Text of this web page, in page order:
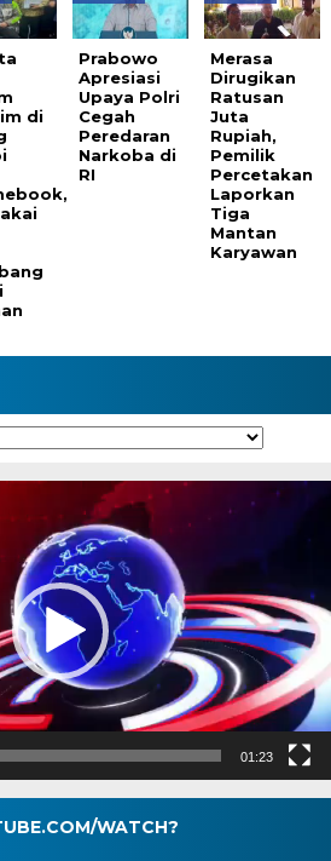
di
Prabowo
Apresiasi
Upaya Polri
Cegah
Peredaran
Narkoba di
RI
Merasa
Dirugikan
Ratusan
Juta
Rupiah,
Pemilik
Percetakan
Laporkan
Tiga
Mantan
Karyawan
01:23
WATCH?